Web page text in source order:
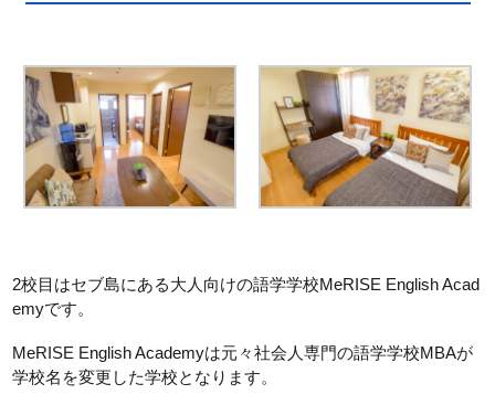
2校目はセブ島にある大人向けの語学学校MeRISE English Acad
emyです。
MeRISE English Academyは元々社会人専門の語学学校MBAが
学校名を変更した学校となります。